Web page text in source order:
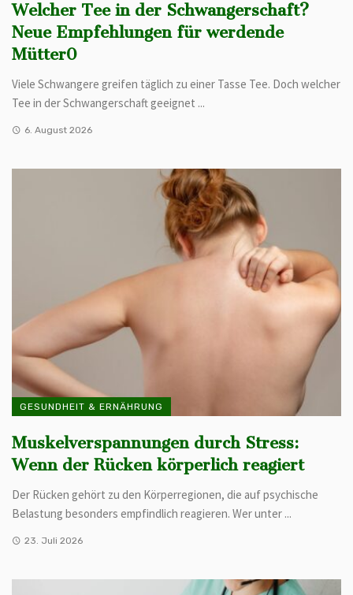
Welcher Tee in der Schwangerschaft?
Neue Empfehlungen für werdende
Mütter0
Viele Schwangere greifen täglich zu einer Tasse Tee. Doch welcher
Tee in der Schwangerschaft geeignet ...
6. August 2026
GESUNDHEIT & ERNÄHRUNG
Muskelverspannungen durch Stress:
Wenn der Rücken körperlich reagiert
Der Rücken gehört zu den Körperregionen, die auf psychische
Belastung besonders empfindlich reagieren. Wer unter ...
23. Juli 2026